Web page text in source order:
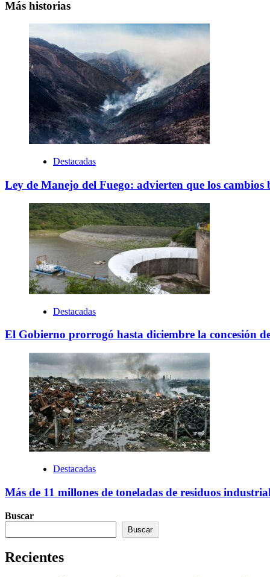
entradas
Más historias
Destacadas
Ley de Manejo del Fuego: advierten que los
Destacadas
El Gobierno prorrogó hasta diciembre la concesión
Destacadas
Más de 11 millones de toneladas de residuos
Buscar
Buscar
Recientes